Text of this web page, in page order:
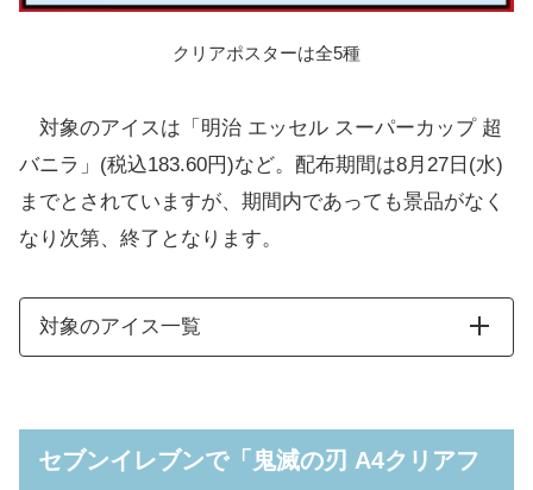
クリアポスターは全5種
対象のアイスは「明治 エッセル スーパーカップ 超
バニラ」(税込183.60円)など。配布期間は8月27日(水)
までとされていますが、期間内であっても景品がなく
なり次第、終了となります。
対象のアイス一覧
セブンイレブンで「鬼滅の刃 A4クリアフ